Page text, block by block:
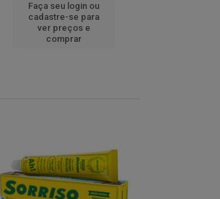
Faça seu login ou
cadastre-se para
ver preços e
comprar